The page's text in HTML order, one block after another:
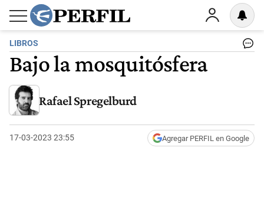
LIBROS
Bajo la mosquitósfera
Rafael Spregelburd
17-03-2023 23:55 Agregar PERFIL en Google